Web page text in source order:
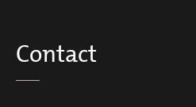
Contact